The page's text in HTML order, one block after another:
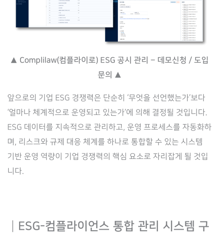
▲ Complilaw(컴플라이로) ESG 공시 관리 – 데모신청 / 도입
문의 ▲
앞으로의 기업 ESG 경쟁력은 단순히 ‘무엇을 선언했는가’보다
‘얼마나 체계적으로 운영되고 있는가’에 의해 결정될 것입니다.
ESG 데이터를 지속적으로 관리하고, 운영 프로세스를 자동화하
며, 리스크와 규제 대응 체계를 하나로 통합할 수 있는 시스템
기반 운영 역량이 기업 경쟁력의 핵심 요소로 자리잡게 될 것입
니다.
┃ESG-컴플라이언스 통합 관리 시스템 구